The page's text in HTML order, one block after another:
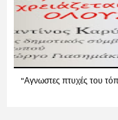
"Αγνωστες πτυχές του